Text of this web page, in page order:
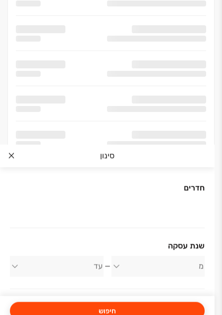
סינון
חדרים
שנת עסקה
חיפוש
אודות החברה
גשם החזקות